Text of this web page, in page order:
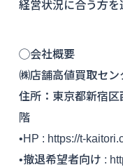
経営状況に合う方を
◯会社概要
㈱店舗高値買取セン
住所：東京都新宿
階
•HP : https://t-
•撤退希望者向け :